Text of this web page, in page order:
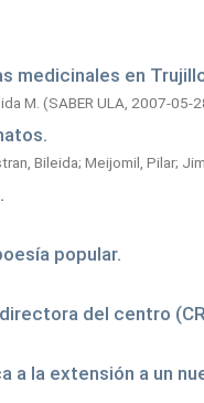
medicinales en
M. (SABER ULA, 2007-05-
Bileida; Meijomil, Pilar;
popular.
del centro
a la extensión a un